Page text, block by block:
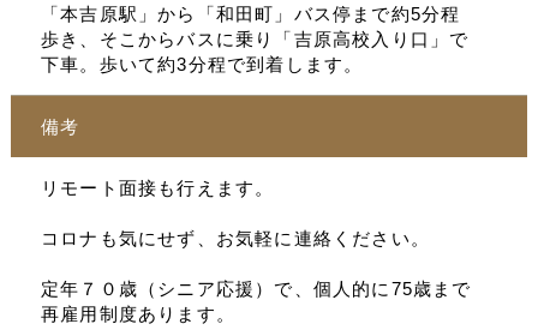
「本吉原駅」から「和田町」バス停まで約5分程
歩き、そこからバスに乗り「吉原高校入り口」で
下車。歩いて約3分程で到着します。
備考
リモート面接も行えます。
コロナも気にせず、お気軽に連絡ください。
定年７０歳（シニア応援）で、個人的に75歳まで
再雇用制度あります。